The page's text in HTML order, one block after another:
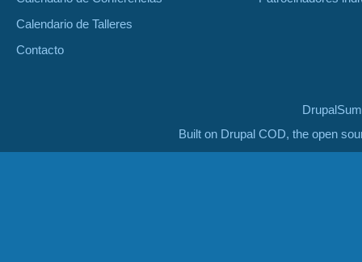
Calendario de Talleres
Contacto
Built on Drupal COD, the open